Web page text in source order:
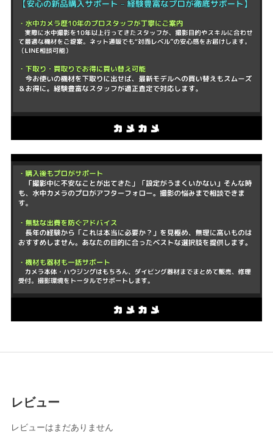
レビュー
レビューはまだありません